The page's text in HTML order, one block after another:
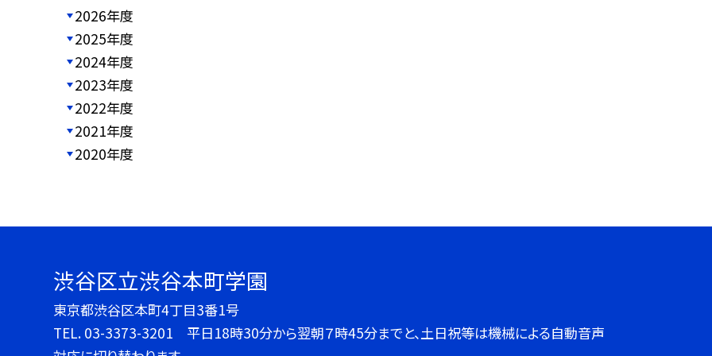
2026年度
2025年度
2024年度
2023年度
2022年度
2021年度
2020年度
渋谷区立渋谷本町学園
東京都渋谷区本町4丁目3番1号
TEL. 03-3373-3201 平日18時30分から翌朝７時45分までと、土日祝等は機械による自動音声